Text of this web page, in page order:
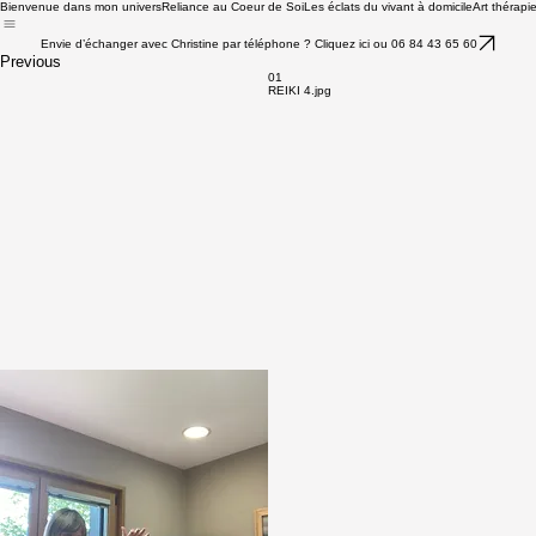
Bienvenue dans mon universReliance au Coeur de SoiLes éclats du vivant à domicileArt thérapie
Envie d’échanger avec Christine par téléphone ? Cliquez ici ou 06 84 43 65 60
Previous
01
REIKI 4.jpg